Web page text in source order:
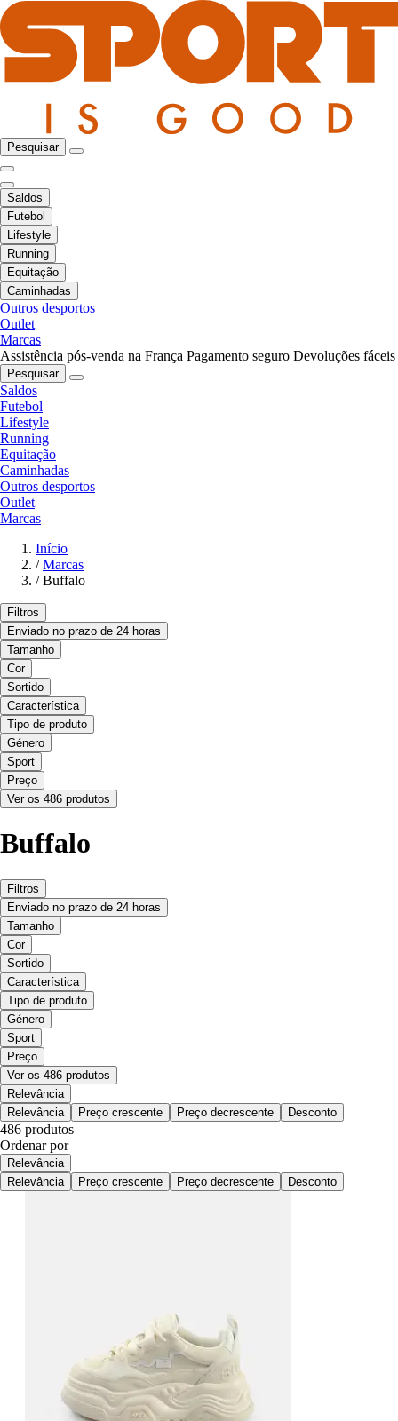
Pesquisar
Saldos
Futebol
Lifestyle
Running
Equitação
Caminhadas
Outros desportos
Outlet
Marcas
Assistência pós-venda na França Pagamento seguro Devoluções fáceis
Pesquisar
Saldos
Futebol
Lifestyle
Running
Equitação
Caminhadas
Outros desportos
Outlet
Marcas
Início
/ Marcas
/ Buffalo
Filtros
Enviado no prazo de 24 horas
Tamanho
Cor
Sortido
Característica
Tipo de produto
Género
Sport
Preço
Ver os 486 produtos
Buffalo
Filtros
Enviado no prazo de 24 horas
Tamanho
Cor
Sortido
Característica
Tipo de produto
Género
Sport
Preço
Ver os 486 produtos
Relevância
Relevância
Preço crescente Preço decrescente Desconto
486 produtos
Ordenar por
Relevância
Relevância
Preço crescente Preço decrescente Desconto